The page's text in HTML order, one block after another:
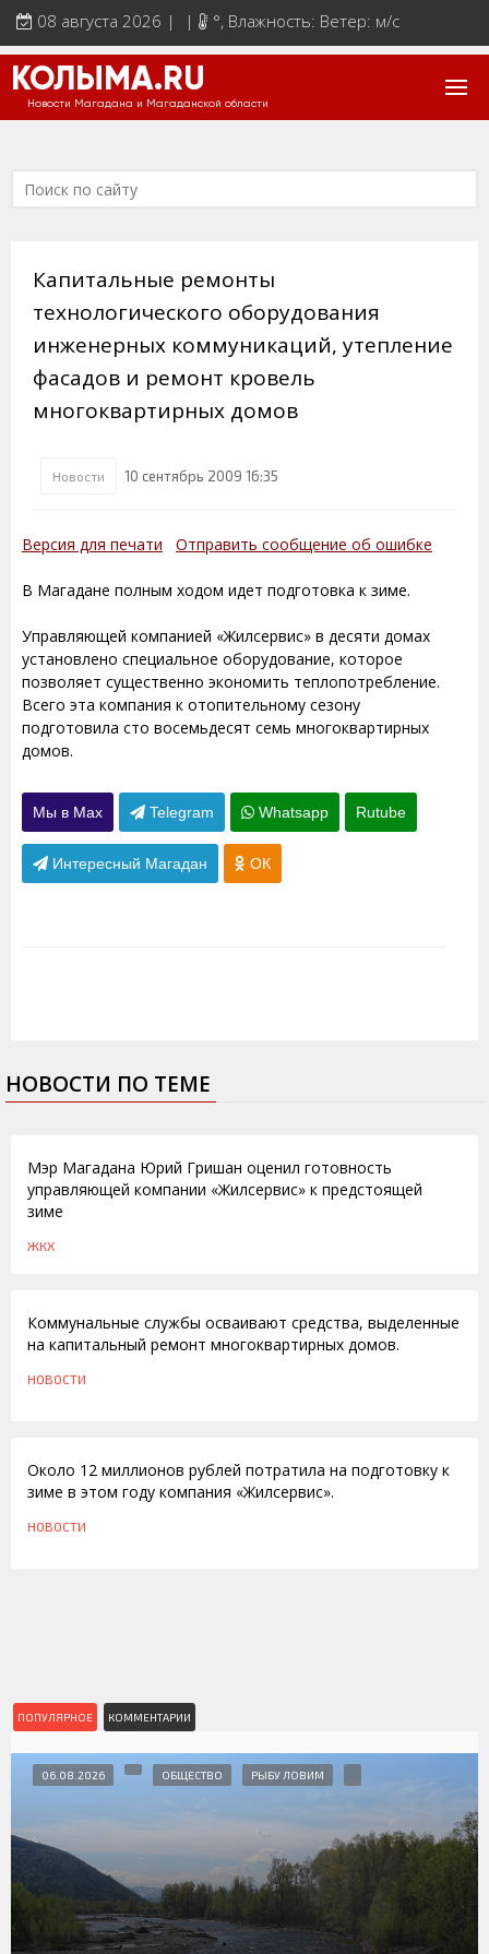
08 августа 2026 | | °, Влажность: Ветер: м/с
КОЛЫМА.RU
Новости Магадана и Магаданской области
Капитальные ремонты
технологического оборудования
инженерных коммуникаций, утепление
фасадов и ремонт кровель
многоквартирных домов
Новости 10 сентябрь 2009 16:35
Версия для печати Отправить сообщение об ошибке
В Магадане полным ходом идет подготовка к зиме.
Управляющей компанией «Жилсервис» в десяти домах
установлено специальное оборудование, которое
позволяет существенно экономить теплопотребление.
Всего эта компания к отопительному сезону
подготовила сто восемьдесят семь многоквартирных
домов.
Мы в Max Telegram Whatsapp Rutube
Интересный Магадан ОК
НОВОСТИ ПО ТЕМЕ
Мэр Магадана Юрий Гришан оценил готовность
управляющей компании «Жилсервис» к предстоящей
зиме
ЖКХ
Коммунальные службы осваивают средства, выделенные
на капитальный ремонт многоквартирных домов.
НОВОСТИ
Около 12 миллионов рублей потратила на подготовку к
зиме в этом году компания «Жилсервис».
НОВОСТИ
ПОПУЛЯРНОЕ КОММЕНТАРИИ
06.08.2026 ОБЩЕСТВО РЫБУ ЛОВИМ